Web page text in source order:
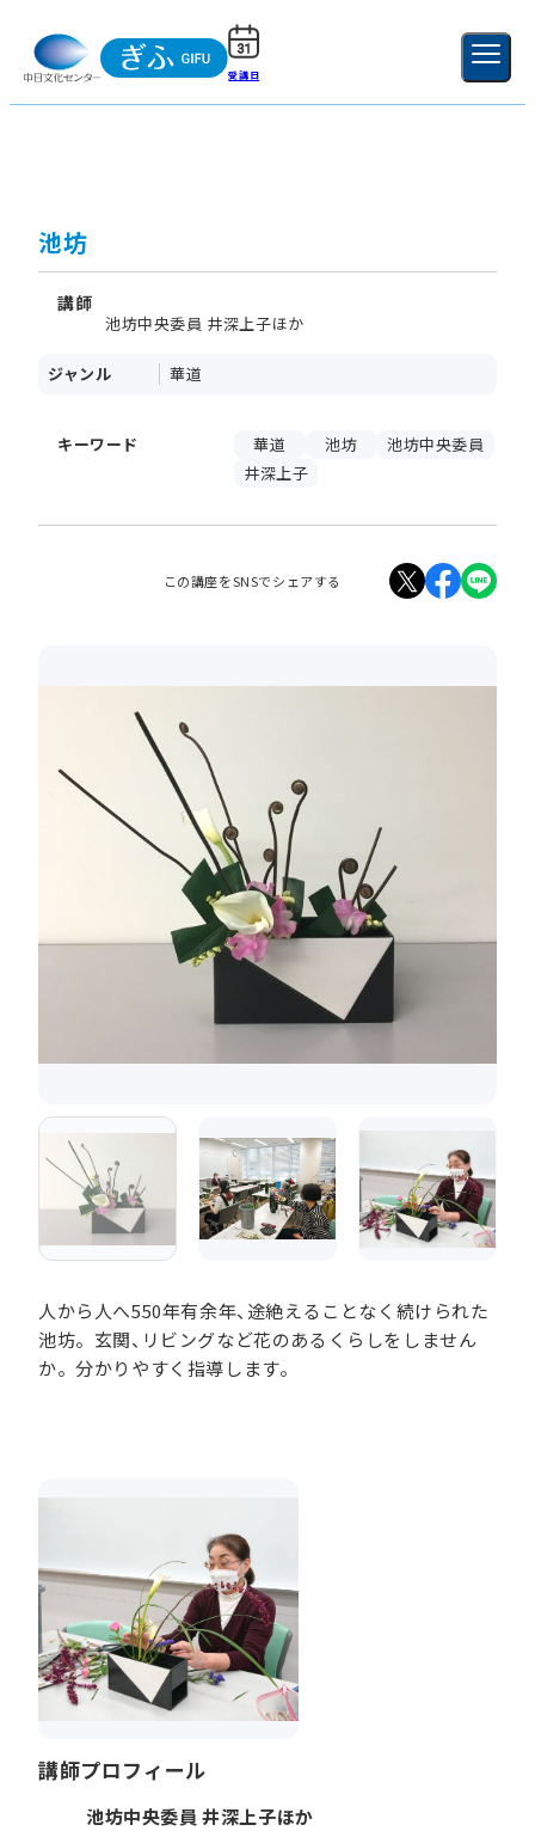
受講日 新規登録
池坊
講師
池坊中央委員 井深上子ほか
ジャンル 華道
キーワード 華道 池坊
池坊中央委員
井深上子
この講座をSNSでシェアする
人から人へ550年有余年、途絶えることなく続けられた
池坊。玄関、リビングなど花のあるくらしをしません
か。分かりやすく指導します。
講師プロフィール
池坊中央委員 井深上子ほか